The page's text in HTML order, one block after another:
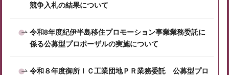
競争入札の結果について
令和8年度紀伊半島移住プロモーション事業業務委託に
係る公募型プロポーザルの実施について
令和８年度御所ＩＣ工業団地ＰＲ業務委託 公募型プロ